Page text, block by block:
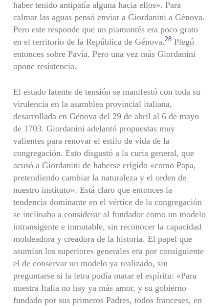
haber tenido antipatía alguna hacia ellos». Para
calmar las aguas pensó enviar a Giordanini a Génova.
Pero este responde que un pia­montés era poco grato
en el territorio de la República de Génova.28Plegó
entonces sobre Pavía. Pero una vez más Giordanini
opone resistencia.
El estado latente de tensión se manifestó con toda su
virulencia en la asamblea provincial italiana,
desarrollada en Génova del 29 de abril al 6 de mayo
de 1703. Giordanini adelantó propuestas muy
valientes para renovar el estilo de vida de la
congregación. Esto dis­gustó a la curia general, que
acusó a Giordanini de haberse erigido «como Papa,
pretendiendo cambiar la naturaleza y el orden de
nues­tro instituto». Está claro que entonces la
tendencia dominante en el vértice de la congregación
se inclinaba a considerar al fundador como un modelo
intransigente e inmutable, sin reconocer la capaci­dad
moldeadora y creadora de la historia. El papel que
asumían los superiores generales era por consiguiente
el de conservar un modelo ya realizado, sin
preguntarse si la letra podía matar el espíritu: «Para
nuestra Italia no hay ya más amor, y su gobierno
fundado por sus primeros Padres, todos franceses, en